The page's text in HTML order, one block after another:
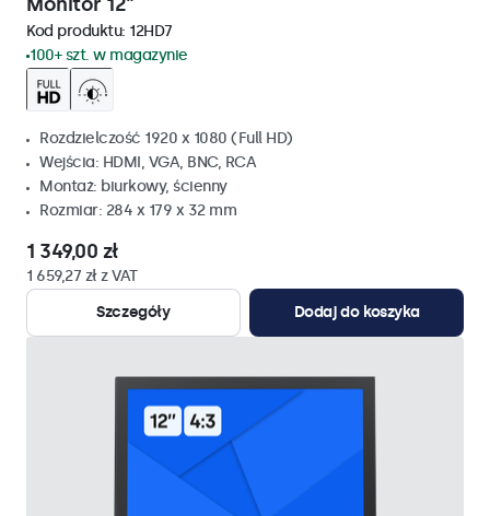
Kod produktu: 12HD7
100+ szt. w magazynie
Rozdzielczość 1920 x 1080 (Full HD)
Wejścia: HDMI, VGA, BNC, RCA
Montaż: biurkowy, ścienny
Rozmiar: 284 x 179 x 32 mm
1 349,00 zł
1 659,27 zł z VAT
Szczegóły
Dodaj do koszyka